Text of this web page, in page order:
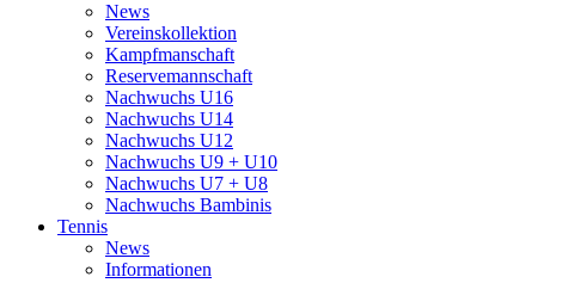
News
Vereinskollektion
Kampfmanschaft
Reservemannschaft
Nachwuchs U16
Nachwuchs U14
Nachwuchs U12
Nachwuchs U9 + U10
Nachwuchs U7 + U8
Nachwuchs Bambinis
Tennis
News
Informationen